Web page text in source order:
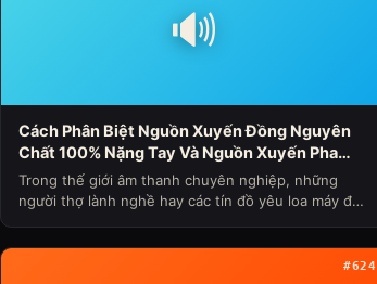
🔊
Cách Phân Biệt Nguồn Xuyến Đồng Nguyên
Chất 100% Nặng Tay Và Nguồn Xuyến Pha
Nhôm Nhẹ Tay Nhanh Nóng Sụt Áp Cho Loa
Máy (Chủ Đề Loa Máy Ngày 341)
Trong thế giới âm thanh chuyên nghiệp, những
người thợ lành nghề hay các tín đồ yêu loa máy đều
#624